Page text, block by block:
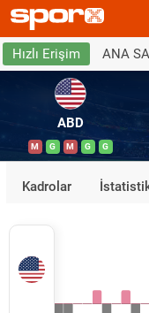
Hızlı Erişim ANA
ABD
M G M G G
Kadrolar